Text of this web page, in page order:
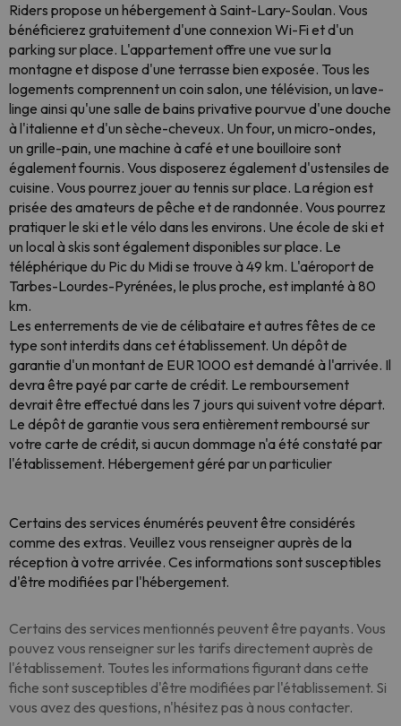
Riders propose un hébergement à Saint-Lary-Soulan. Vous
bénéficierez gratuitement d'une connexion Wi-Fi et d'un
parking sur place. L'appartement offre une vue sur la
montagne et dispose d'une terrasse bien exposée. Tous les
logements comprennent un coin salon, une télévision, un lave-
linge ainsi qu'une salle de bains privative pourvue d'une douche
à l'italienne et d'un sèche-cheveux. Un four, un micro-ondes,
un grille-pain, une machine à café et une bouilloire sont
également fournis. Vous disposerez également d'ustensiles de
cuisine. Vous pourrez jouer au tennis sur place. La région est
prisée des amateurs de pêche et de randonnée. Vous pourrez
pratiquer le ski et le vélo dans les environs. Une école de ski et
un local à skis sont également disponibles sur place. Le
téléphérique du Pic du Midi se trouve à 49 km. L'aéroport de
Tarbes-Lourdes-Pyrénées, le plus proche, est implanté à 80
km.
Les enterrements de vie de célibataire et autres fêtes de ce
type sont interdits dans cet établissement. Un dépôt de
garantie d'un montant de EUR 1000 est demandé à l'arrivée. Il
devra être payé par carte de crédit. Le remboursement
devrait être effectué dans les 7 jours qui suivent votre départ.
Le dépôt de garantie vous sera entièrement remboursé sur
votre carte de crédit, si aucun dommage n'a été constaté par
l'établissement. Hébergement géré par un particulier
Certains des services énumérés peuvent être considérés
comme des extras. Veuillez vous renseigner auprès de la
réception à votre arrivée. Ces informations sont susceptibles
d'être modifiées par l'hébergement.
Certains des services mentionnés peuvent être payants. Vous
pouvez vous renseigner sur les tarifs directement auprès de
l'établissement. Toutes les informations figurant dans cette
fiche sont susceptibles d'être modifiées par l'établissement. Si
vous avez des questions, n'hésitez pas à nous contacter.